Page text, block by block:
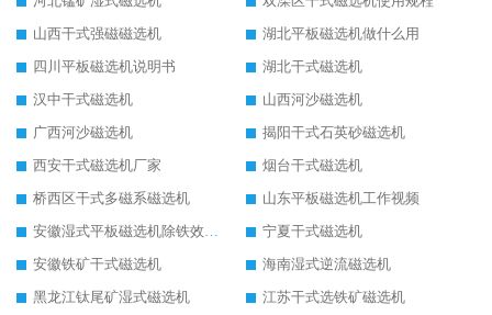
山西干式强磁磁选机
湖北平板磁选机做什么用
四川平板磁选机说明书
湖北干式磁选机
汉中干式磁选机
山西河沙磁选机
广西河沙磁选机
揭阳干式石英砂磁选机
西安干式磁选机厂家
烟台干式磁选机
桥西区干式多磁系磁选机
山东平板磁选机工作视频
安徽湿式平板磁选机除铁效果怎么样
宁夏干式磁选机
安徽铁矿干式磁选机
海南湿式逆流磁选机
黑龙江钛尾矿湿式磁选机
江苏干式选铁矿磁选机